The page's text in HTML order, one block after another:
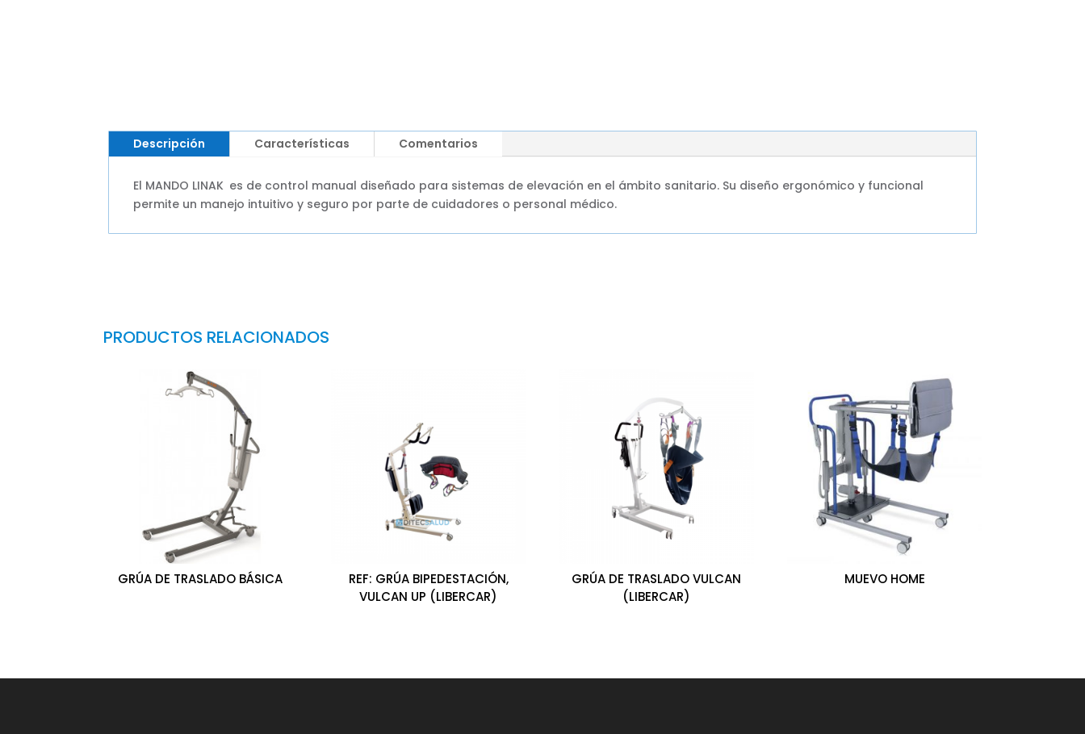
Descripción Características Comentarios
El MANDO LINAK es de control manual diseñado para sistemas de elevación en el ámbito sanitario. Su diseño ergonómico y funcional
permite un manejo intuitivo y seguro por parte de cuidadores o personal médico.
PRODUCTOS RELACIONADOS
GRÚA DE TRASLADO BÁSICA
REF: GRÚA BIPEDESTACIÓN,
VULCAN UP (LIBERCAR)
GRÚA DE TRASLADO VULCAN
(LIBERCAR)
MUEVO HOME